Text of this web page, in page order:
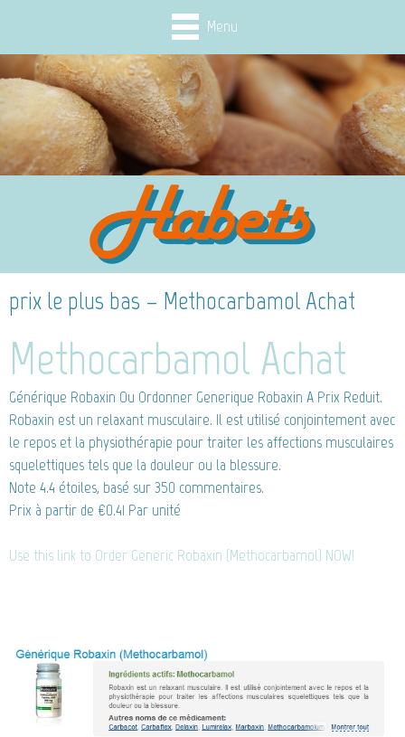
Menu
prix le plus bas – Methocarbamol Achat
Methocarbamol Achat
Générique Robaxin Ou Ordonner Generique Robaxin A Prix Reduit.
Robaxin est un relaxant musculaire. Il est utilisé conjointement avec
le repos et la physiothérapie pour traiter les affections musculaires
squelettiques tels que la douleur ou la blessure.
Note 4.4 étoiles, basé sur350 commentaires.
Prix à partir de €0.41 Par unité
Use this link to Order Generic Robaxin (Methocarbamol) NOW!